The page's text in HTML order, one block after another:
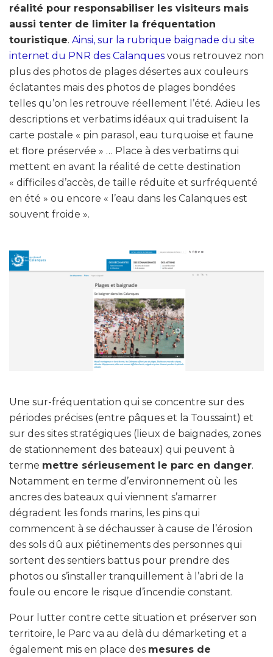
réalité pour responsabiliser les visiteurs mais
aussi tenter de limiter la fréquentation
touristique. Ainsi, sur la rubrique baignade du site
internet du PNR des Calanques vous retrouvez non
plus des photos de plages désertes aux couleurs
éclatantes mais des photos de plages bondées
telles qu’on les retrouve réellement l’été. Adieu les
descriptions et verbatims idéaux qui traduisent la
carte postale « pin parasol, eau turquoise et faune
et flore préservée » … Place à des verbatims qui
mettent en avant la réalité de cette destination
« difficiles d’accès, de taille réduite et surfréquenté
en été » ou encore « l’eau dans les Calanques est
souvent froide ».
Une sur-fréquentation qui se concentre sur des
périodes précises (entre pâques et la Toussaint) et
sur des sites stratégiques (lieux de baignades, zones
de stationnement des bateaux) qui peuvent à
terme mettre sérieusement le parc en danger.
Notamment en terme d’environnement où les
ancres des bateaux qui viennent s’amarrer
dégradent les fonds marins, les pins qui
commencent à se déchausser à cause de l’érosion
des sols dû aux piétinements des personnes qui
sortent des sentiers battus pour prendre des
photos ou s’installer tranquillement à l’abri de la
foule ou encore le risque d’incendie constant.
Pour lutter contre cette situation et préserver son
territoire, le Parc va au delà du démarketing et a
également mis en place des mesures de